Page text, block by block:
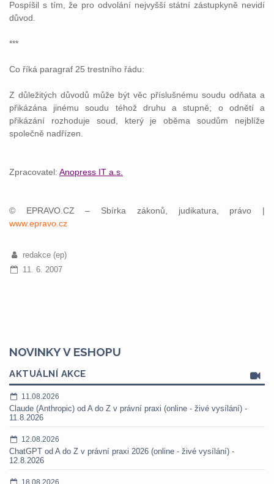
Pospíšil s tím, že pro odvolánínejvyššístátní zástupkyně nevidí
důvod.
***
Co říká paragraf 25 trestního řádu:
Z důležitých důvodů může být věc příslušnému soudu odňata a
přikázána jinémusoudu téhož druhu a stupně; o odnětí a
přikázání rozhoduje soud , který je oběmasoudům nejblíže
společně nadřízen.
Zpracovatel: Anopress IT a.s.
© EPRAVO.CZ – Sbírka zákonů, judikatura, právo |
www.epravo.cz
redakce (ep)
11. 6. 2007
NOVINKY V ESHOPU
AKTUÁLNÍ AKCE
11.08.2026
Claude (Anthropic) od A do Z v právní praxi (online - živé vysílání) -
11.8.2026
12.08.2026
ChatGPT od A do Z v právní praxi 2026 (online - živé vysílání) -
12.8.2026
18.08.2026